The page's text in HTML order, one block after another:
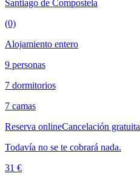
Santiago de Compostela
(0)
Alojamiento entero
9 personas
7 dormitorios
7 camas
Reserva onlineCancelación gratuita
Todavía no se te cobrará nada.
31 €